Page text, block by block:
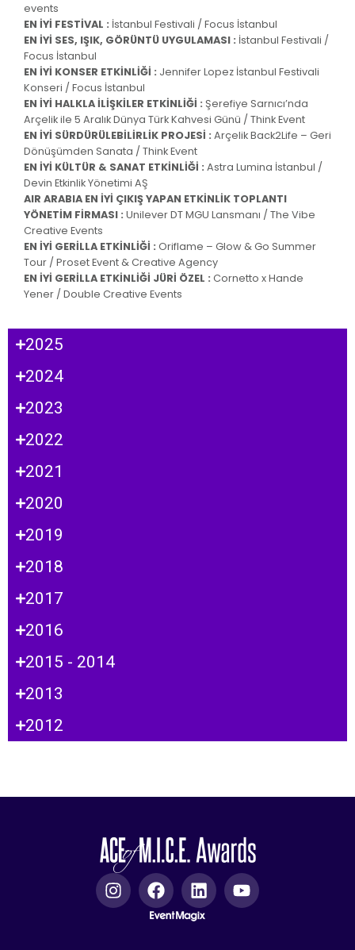
events
EN İYİ FESTİVAL : İstanbul Festivali / Focus İstanbul
EN İYİ SES, IŞIK, GÖRÜNTÜ UYGULAMASI : İstanbul Festivali /
Focus İstanbul
EN İYİ KONSER ETKİNLİĞİ : Jennifer Lopez İstanbul Festivali
Konseri / Focus İstanbul
EN İYİ HALKLA İLİŞKİLER ETKİNLİĞİ : Şerefiye Sarnıcı’nda
Arçelik ile 5 Aralık Dünya Türk Kahvesi Günü / Think Event
EN İYİ SÜRDÜRÜLEBİLİRLİK PROJESİ : Arçelik Back2Life – Geri
Dönüşümden Sanata / Think Event
EN İYİ KÜLTÜR & SANAT ETKİNLİĞİ : Astra Lumina İstanbul /
Devin Etkinlik Yönetimi AŞ
AIR ARABIA EN İYİ ÇIKIŞ YAPAN ETKİNLİK TOPLANTI
YÖNETİM FİRMASI : Unilever DT MGU Lansmanı / The Vibe
Creative Events
EN İYİ GERİLLA ETKİNLİĞİ : Oriflame – Glow & Go Summer
Tour / Proset Event & Creative Agency
EN İYİ GERİLLA ETKİNLİĞİ JÜRİ ÖZEL : Cornetto x Hande
Yener / Double Creative Events
2025
2024
2023
2022
2021
2020
2019
2018
2017
2016
2015 - 2014
2013
2012